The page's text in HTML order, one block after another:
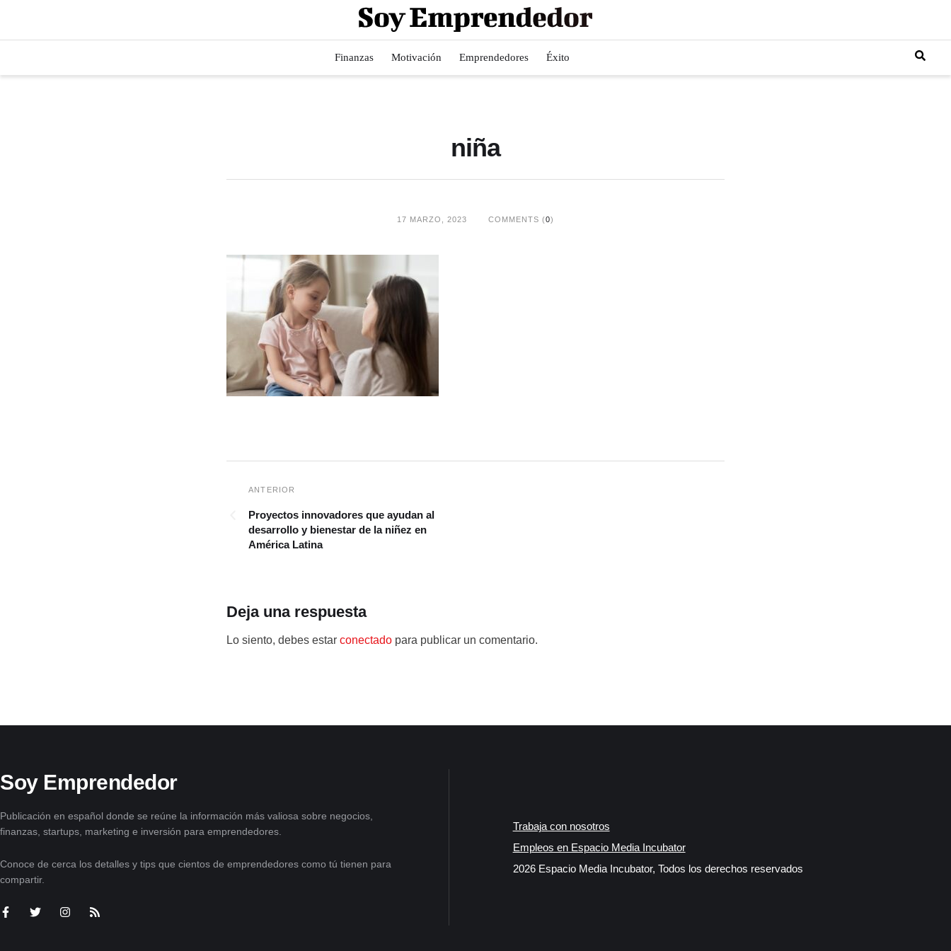
Finanzas Motivación Emprendedores Éxito
niña
17 MARZO, 2023 COMMENTS (0)
Proyectos innovadores que ayudan al
desarrollo y bienestar de la niñez en
América Latina
Deja una respuesta
Lo siento, debes estar conectado para publicar un comentario.
Soy Emprendedor
Publicación en español donde se reúne la información más valiosa sobre negocios,
finanzas, startups, marketing e inversión para emprendedores.
Conoce de cerca los detalles y tips que cientos de emprendedores como tú tienen para
compartir.
Trabaja con nosotros
Empleos en Espacio Media Incubator
2026 Espacio Media Incubator, Todos los derechos reservados